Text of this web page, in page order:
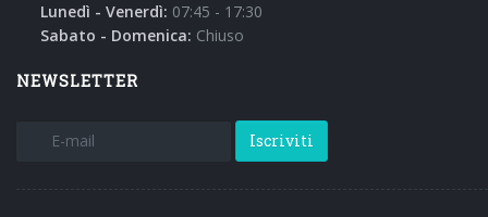
Lunedì - Venerdì: 07:45 - 17:30
Sabato - Domenica: Chiuso
NEWSLETTER
Iscriviti